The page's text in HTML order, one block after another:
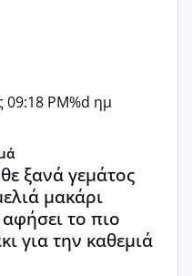
09:18 PM%d ημ
γέλια και ανεμελιά
ξανά γεμάτος
μακάρι
το πιο
για την καθεμιά